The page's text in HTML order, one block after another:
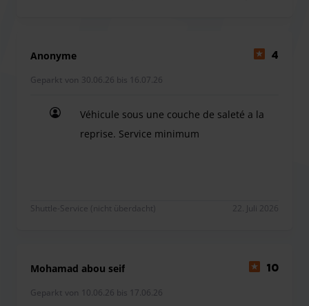
Anonyme 4
Geparkt von 30.06.26 bis 16.07.26
Véhicule sous une couche de saleté a la
reprise. Service minimum
Shuttle-Service (nicht überdacht) 22. Juli 2026
Mohamad abou seif 10
Geparkt von 10.06.26 bis 17.06.26